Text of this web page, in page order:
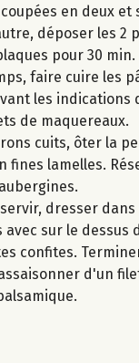
en deux et
déposer les 2
pour 30 min.
faire cuire les
les indications
de maquereaux.
cuits, ôter la
fines lamelles.
dresser
sur le dessus
confites.
d'un